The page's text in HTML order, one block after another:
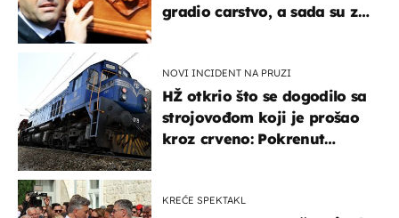
gradio carstvo, a sada su za
NOVI INCIDENT NA PRUZI
HŽ otkrio što se dogodilo sa
strojovođom koji je prošao
kroz crveno: Pokrenut
KREĆE SPEKTAKL